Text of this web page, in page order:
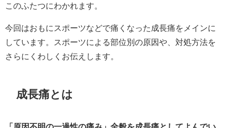
このふたつにわかれます。
今回はおもにスポーツなどで痛くなった成長痛をメインに
しています。スポーツによる部位別の原因や、対処方法を
さらにくわしくお伝えします。
成長痛とは